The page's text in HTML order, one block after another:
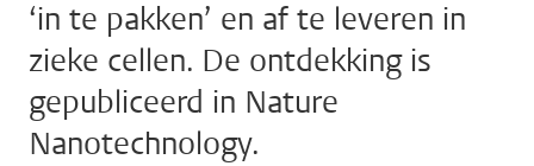
‘in te pakken’ en af te leveren in
zieke cellen. De ontdekking is
gepubliceerd in Nature
Nanotechnology.